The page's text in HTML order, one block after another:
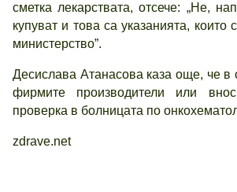
сметка лекарствата, отсече: „Не,
купуват и това са указанията, които
министерство”.
Десислава Атанасова каза още, че в
фирмите производители или
проверка в болницата по
zdrave.net